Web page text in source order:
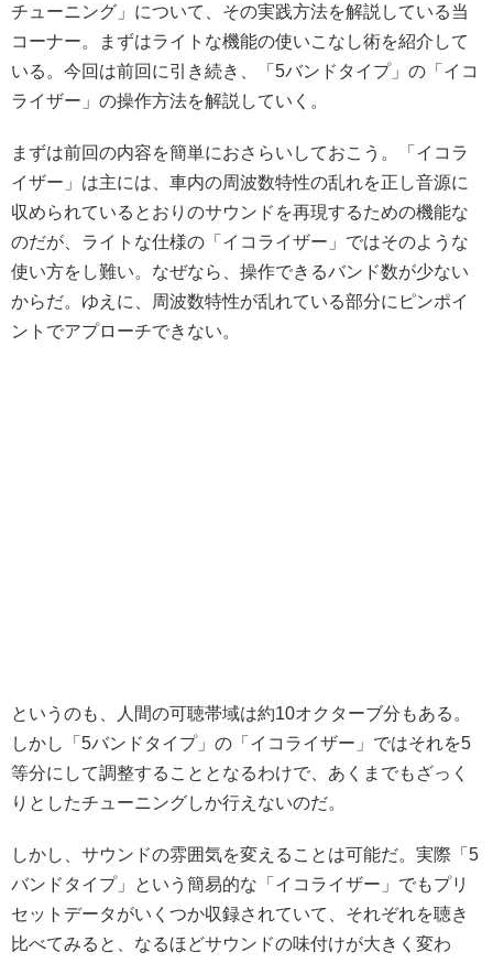
チューニング」について、その実践方法を解説している当
コーナー。まずはライトな機能の使いこなし術を紹介して
いる。今回は前回に引き続き、「5バンドタイプ」の「イコ
ライザー」の操作方法を解説していく。
まずは前回の内容を簡単におさらいしておこう。「イコラ
イザー」は主には、車内の周波数特性の乱れを正し音源に
収められているとおりのサウンドを再現するための機能な
のだが、ライトな仕様の「イコライザー」ではそのような
使い方をし難い。なぜなら、操作できるバンド数が少ない
からだ。ゆえに、周波数特性が乱れている部分にピンポイ
ントでアプローチできない。
というのも、人間の可聴帯域は約10オクターブ分もある。
しかし「5バンドタイプ」の「イコライザー」ではそれを5
等分にして調整することとなるわけで、あくまでもざっく
りとしたチューニングしか行えないのだ。
しかし、サウンドの雰囲気を変えることは可能だ。実際「5
バンドタイプ」という簡易的な「イコライザー」でもプリ
セットデータがいくつか収録されていて、それぞれを聴き
比べてみると、なるほどサウンドの味付けが大きく変わ